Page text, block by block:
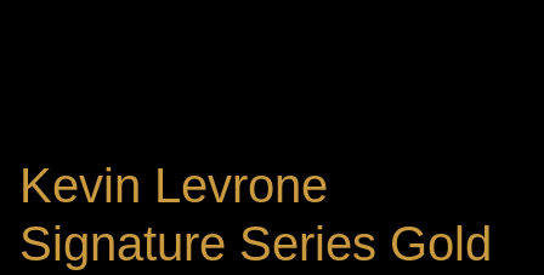
Kevin Levrone
Signature Series Gold